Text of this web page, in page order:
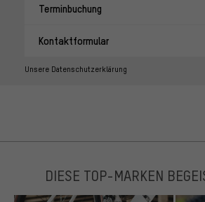
Terminbuchung
Kontaktformular
Unsere Datenschutzerklärung
DIESE TOP-MARKEN